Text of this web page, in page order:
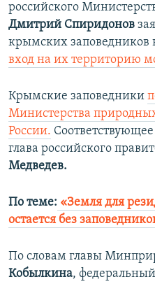
российского
Дмитрий Спиридонов
крымских заповедников
вход на их территорию
Крымские заповедники
Министерства
России.
глава российского
Медведев.
По теме: «Земля для
остается без
По словам главы
Кобылкина, федеральный